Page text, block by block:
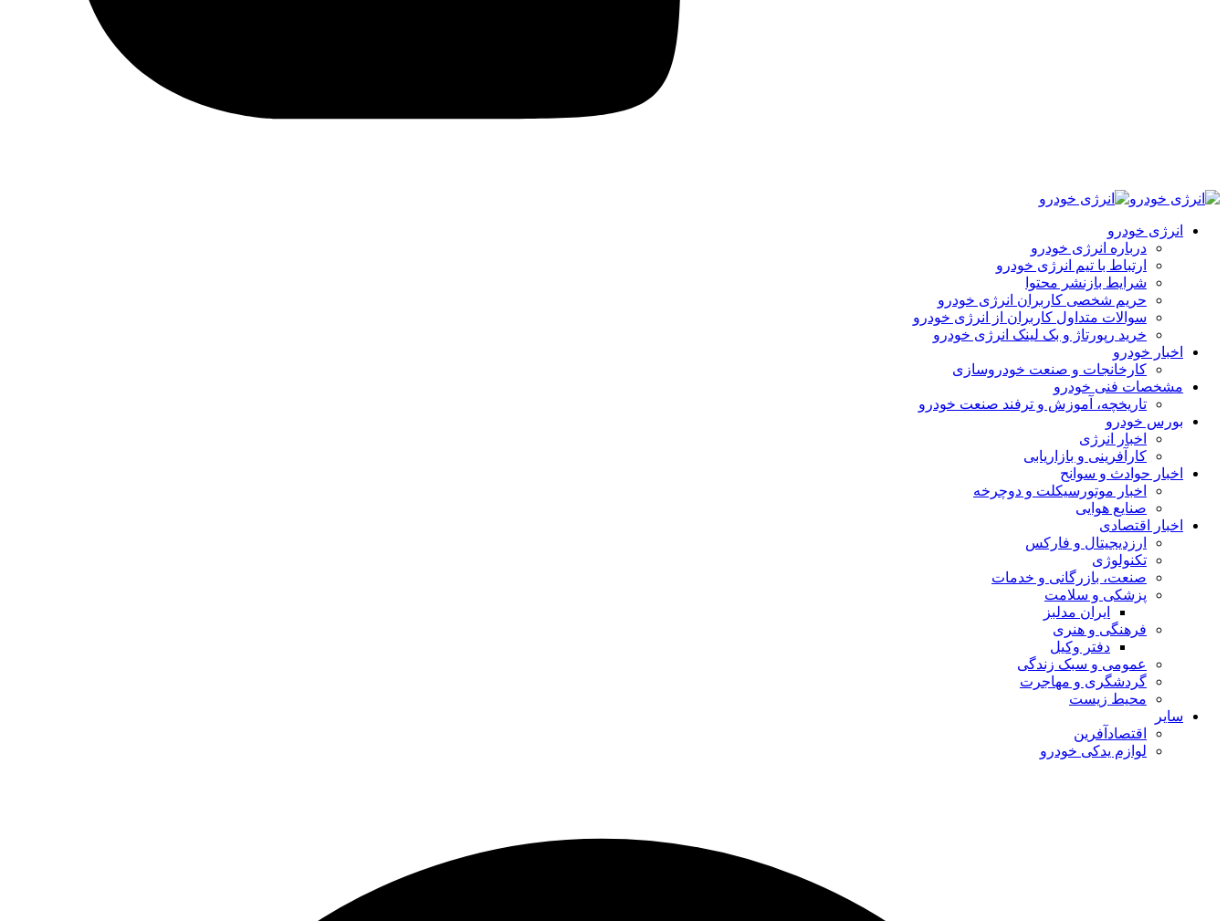
انرژی خودرو
درباره انرژی خودرو
ارتباط با تیم انرژی خودرو
شرایط بازنشر محتوا
حریم شخصی کاربران انرژی خودرو
سوالات متداول کاربران از انرژی خودرو
خرید رپورتاژ و بک لینک انرژی خودرو
اخبار خودرو
کارخانجات و صنعت خودروسازی
مشخصات فنی خودرو
تاریخچه، آموزش و ترفند صنعت خودرو
بورس خودرو
اخبار انرژی
کارآفرینی و بازاریابی
اخبار حوادث و سوانح
اخبار موتورسیکلت و دوچرخه
صنایع هوایی
اخبار اقتصادی
ارزدیجیتال و فارکس
تکنولوژی
صنعت، بازرگانی و خدمات
پزشکی و سلامت
ایران مدلبز
فرهنگی و هنری
دفتر وکیل
عمومی و سبک زندگی
گردشگری و مهاجرت
محیط زیست
سایر
اقتصادآفرین
لوازم یدکی خودرو